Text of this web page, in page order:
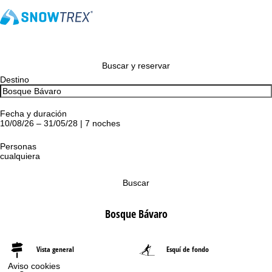
Aviso cookies
Buscar y reservar
Destino
Fecha y duración
10/08/26 – 31/05/28 | 7 noches
Personas
cualquiera
Buscar
Bosque Bávaro
Vista general Esquí de fondo